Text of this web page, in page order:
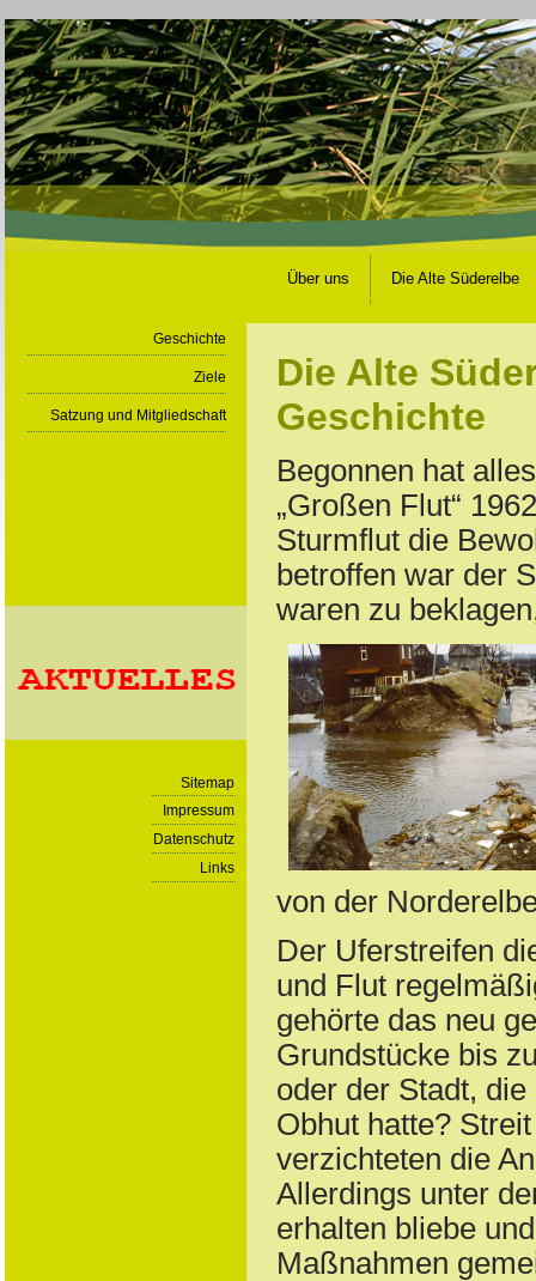
Über uns Die Alte Süderelbe
Geschichte
Ziele
Satzung und Mitgliedschaft
Sitemap
Impressum
Datenschutz
Links
Die Alte
Geschichte
Begonnen hat
„Großen Flut“
Sturmflut die
betroffen war der
waren zu
von der
Der Uferstreifen
und Flut
gehörte das neu
Grundstücke bis
oder der Stadt,
Obhut hatte?
verzichteten die
Allerdings unter
erhalten bliebe
Maßnahmen